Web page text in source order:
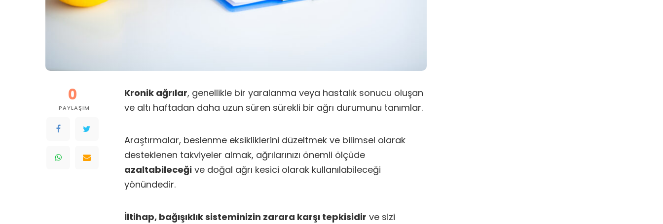
0
PAYLAŞIM
Kronik ağrılar, genellikle bir yaralanma veya hastalık sonucu oluşan
ve altı haftadan daha uzun süren sürekli bir ağrı durumunu tanımlar.
Araştırmalar, beslenme eksikliklerini düzeltmek ve bilimsel olarak
desteklenen takviyeler almak, ağrılarınızı önemli ölçüde
azaltabileceği ve doğal ağrı kesici olarak kullanılabileceği
yönündedir.
İltihap, bağışıklık sisteminizin zarara karşı tepkisidir ve sizi